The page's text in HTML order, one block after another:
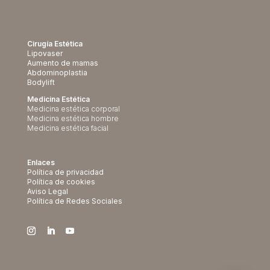
Cirugía Estética
Lipovaser
Aumento de mamas
Abdominoplastia
Bodylift
Medicina Estética
Medicina estética corporal
Medicina estética hombre
Medicina estética facial
Enlaces
Política de privacidad
Política de cookies
Aviso Legal
Política de Redes Sociales